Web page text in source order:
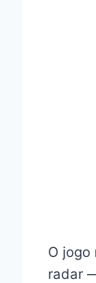
O jogo
radar